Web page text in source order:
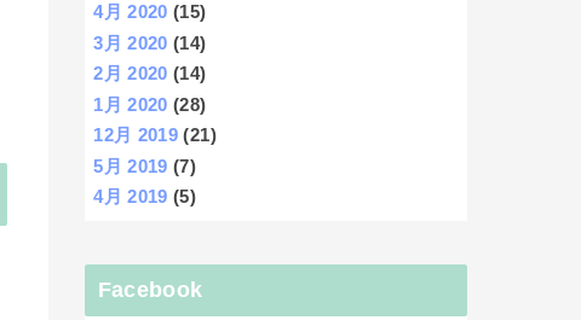
4月 2020 (15)
3月 2020 (14)
2月 2020 (14)
1月 2020 (28)
12月 2019 (21)
5月 2019 (7)
4月 2019 (5)
Facebook